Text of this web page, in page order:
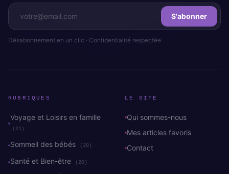
S'abonner
Désabonnement en un clic · Confidentialité respectée
RUBRIQUES
Voyage et Loisirs en famille
(21)
Sommeil des bébés (20)
Santé et Bien-être (20)
LE SITE
Qui sommes-nous
Mes articles favoris
Contact